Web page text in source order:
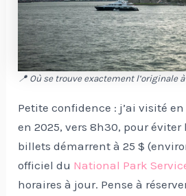
📍 Où se trouve exactement l’originale à
Petite confidence : j’ai visité
en 2025, vers 8h30, pour éviter
billets démarrent à 25 $
officiel du National Park
horaires à jour. Pense à